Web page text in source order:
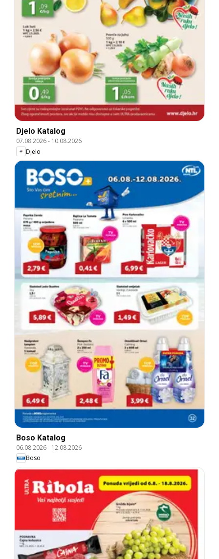
Djelo Katalog
07.08.2026- 10.08.2026
Djelo
Boso Katalog
06.08.2026- 12.08.2026
Boso